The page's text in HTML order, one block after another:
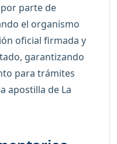
parte de
el organismo
oficial firmada y
garantizando
para trámites
apostilla de La